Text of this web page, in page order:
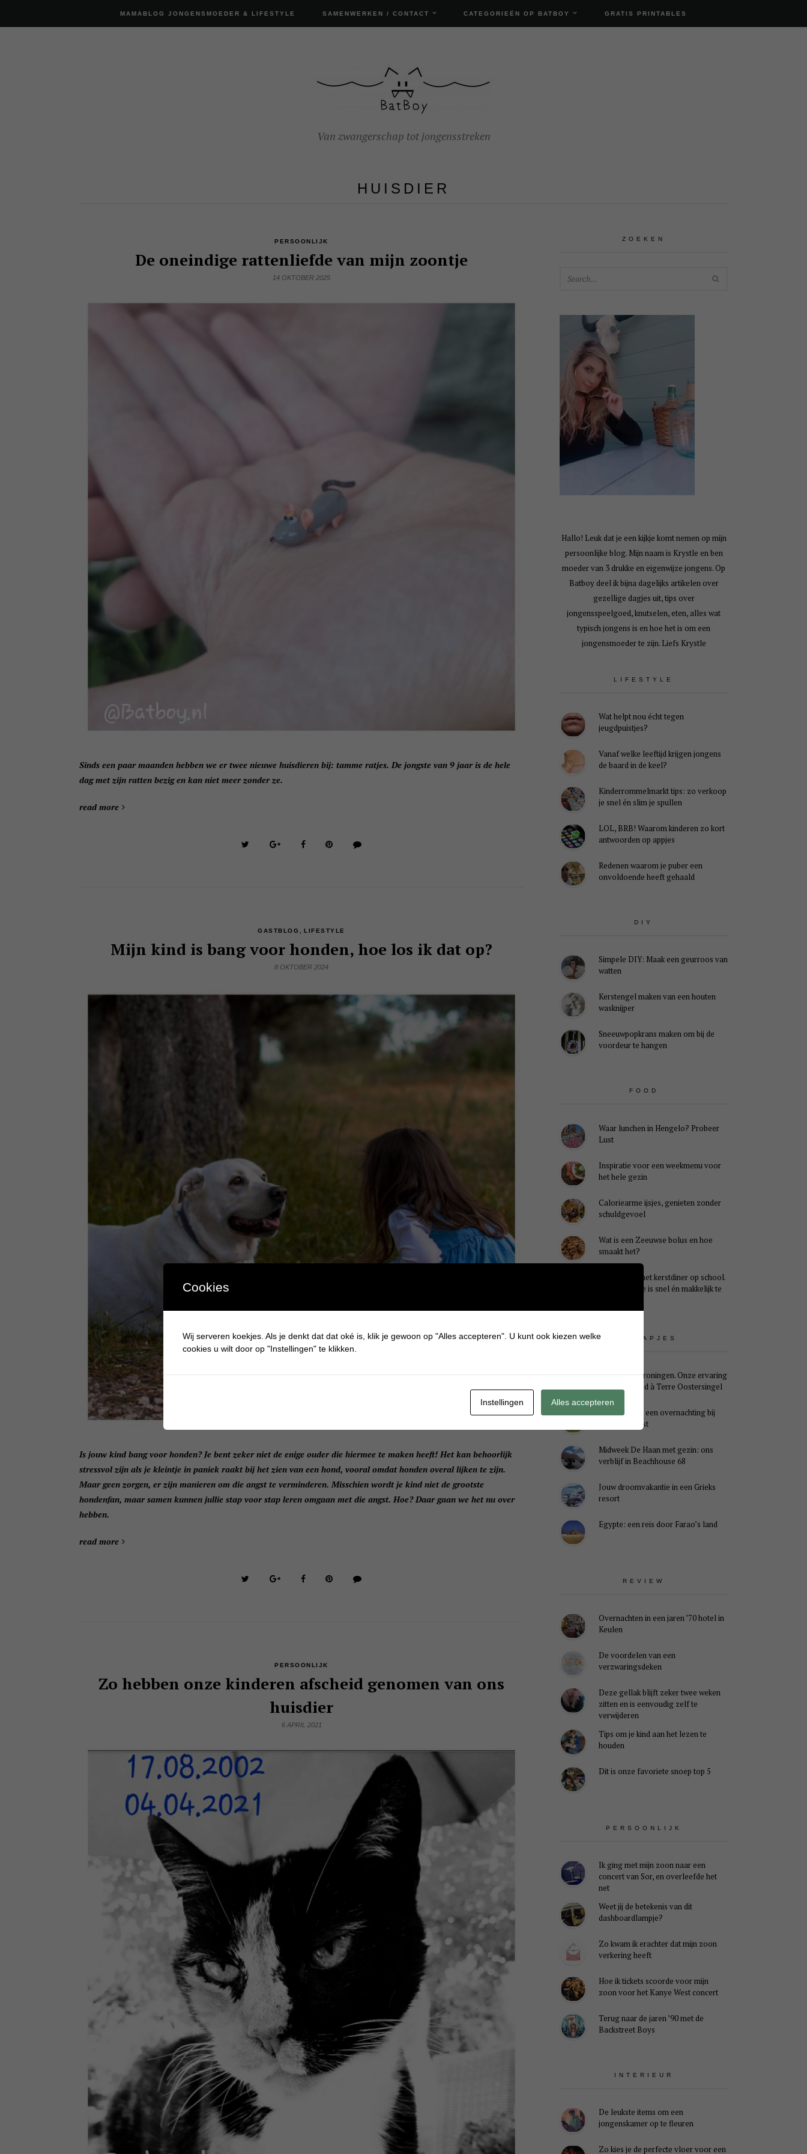
MAMABLOG JONGENSMOEDER & LIFESTYLE SAMENWERKEN / CONTACT CATEGORIEËN OP BATBOY GRATIS PRINTABLES
Van zwangerschap tot jongensstreken
HUISDIER
PERSOONLIJK
De oneindige rattenliefde van mijn zoontje
14 OKTOBER 2025
Sinds een paar maanden hebben we er twee nieuwe huisdieren bij: tamme ratjes. De jongste van 9 jaar is de hele
dag met zijn ratten bezig en kan niet meer zonder ze.
read more
GASTBLOG ,LIFESTYLE
Mijn kind is bang voor honden, hoe los ik dat op?
8 OKTOBER 2024
Is jouw kind bang voor honden? Je bent zeker niet de enige ouder die hiermee te maken heeft! Het kan behoorlijk
stressvol zijn als je kleintje in paniek raakt bij het zien van een hond, vooral omdat honden overal lijken te zijn.
Maar geen zorgen, er zijn manieren om die angst te verminderen. Misschien wordt je kind niet de grootste
hondenfan, maar samen kunnen jullie stap voor stap leren omgaan met die angst. Hoe? Daar gaan we het nu over
hebben.
read more
PERSOONLIJK
Zo hebben onze kinderen afscheid genomen van ons
huisdier
6 APRIL 2021
ZOEKEN
Hallo! Leuk dat je een kijkje komt nemen op mijn
persoonlijke blog. Mijn naam is Krystle en ben
moeder van 3 drukke en eigenwijze jongens. Op
Batboy deel ik bijna dagelijks artikelen over
gezellige dagjes uit, tips over
jongensspeelgoed, knutselen, eten, alles wat
typisch jongens is en hoe het is om een
jongensmoeder te zijn. Liefs Krystle
LIFESTYLE
Wat helpt nou écht tegen
jeugdpuistjes?
Vanaf welke leeftijd krijgen jongens
de baard in de keel?
Kinderrommelmarkt tips: zo verkoop
je snel én slim je spullen
LOL, BRB! Waarom kinderen zo kort
antwoorden op appjes
Redenen waarom je puber een
onvoldoende heeft gehaald
DIY
Simpele DIY: Maak een geurroos van
watten
Kerstengel maken van een houten
wasknijper
Sneeuwpopkrans maken om bij de
voordeur te hangen
FOOD
Waar lunchen in Hengelo? Probeer
Lust
Inspiratie voor een weekmenu voor
het hele gezin
Caloriearme ijsjes, genieten zonder
schuldgevoel
Wat is een Zeeuwse bolus en hoe
smaakt het?
Ideaal voor het kerstdiner op school.
Dit kersthapje is snel én makkelijk te
UITSTAPJES
Weekendje Groningen. Onze ervaring
met B&B Pied à Terre Oostersingel
Genieten van een overnachting bij
B&B Landlust
Midweek De Haan met gezin: ons
verblijf in Beachhouse 68
Jouw droomvakantie in een Grieks
resort
Egypte: een reis door Farao’s land
REVIEW
Overnachten in een jaren ’70 hotel in
Keulen
De voordelen van een
verzwaringsdeken
Deze gellak blijft zeker twee weken
zitten en is eenvoudig zelf te
verwijderen
Tips om je kind aan het lezen te
houden
Dit is onze favoriete snoep top 5
PERSOONLIJK
Ik ging met mijn zoon naar een
concert van Sor, en overleefde het
net
Weet jij de betekenis van dit
dashboardlampje?
Zo kwam ik erachter dat mijn zoon
verkering heeft
Hoe ik tickets scoorde voor mijn
zoon voor het Kanye West concert
Terug naar de jaren ’90 met de
Backstreet Boys
INTERIEUR
De leukste items om een
jongenskamer op te fleuren
Zo kies je de perfecte vloer voor een
Cookies
Wij serveren koekjes. Als je denkt dat dat oké is, klik je gewoon op "Alles accepteren". U kunt ook kiezen welke
cookies u wilt door op "Instellingen" te klikken.
Instellingen Alles accepteren